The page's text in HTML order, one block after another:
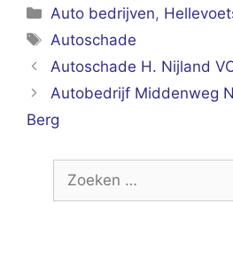
Categorieën
Auto bedrijven,
Tags
Autoschade
Autoschade H. Nijland
Autobedrijf Middenweg
Berg
Zoek